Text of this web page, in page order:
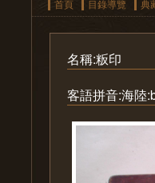
首頁
目錄導覽 典
名稱:粄印
客語拼音:海陸